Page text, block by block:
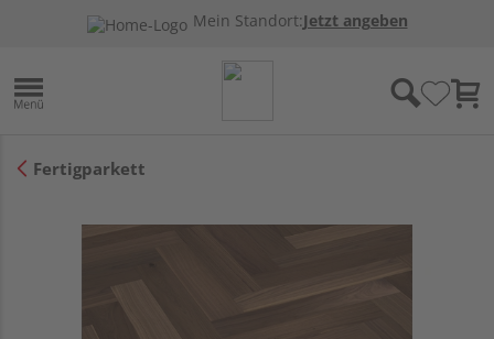
Mein Standort:Jetzt angeben
Fertigparkett